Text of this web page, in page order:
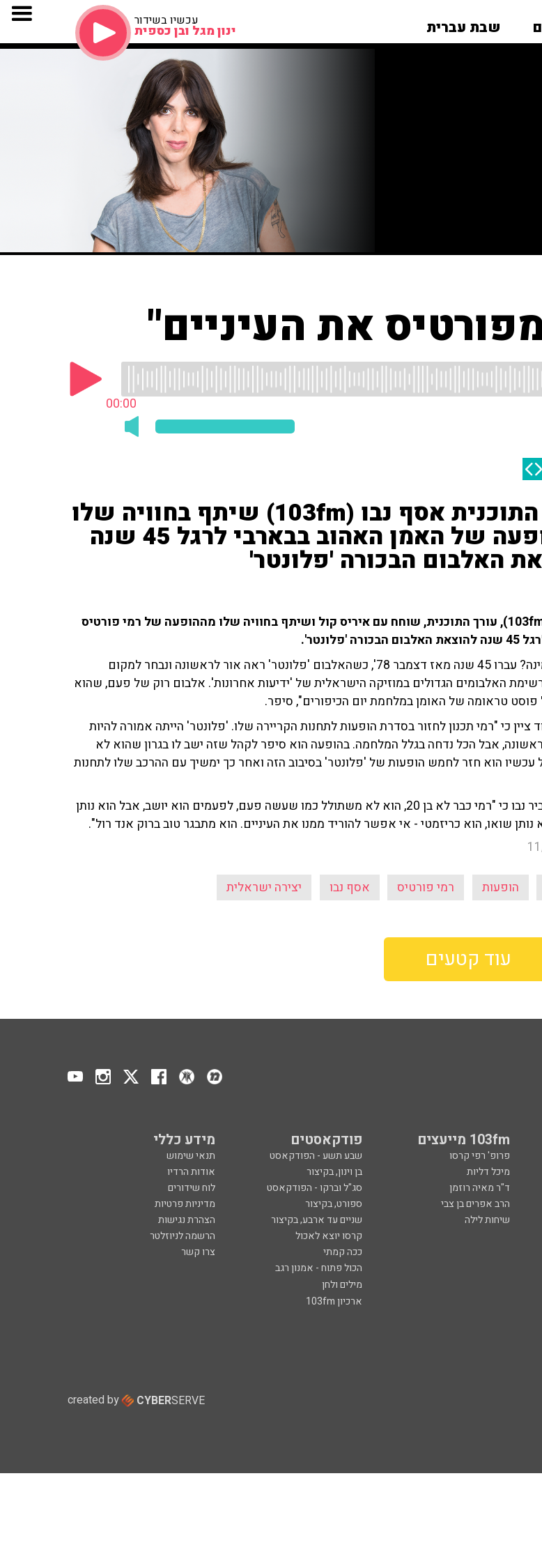
שבת עברית עכשיו בשידור
ינון מגל ובן כספית
את העיניים"
00:00
עורך התוכנית אסף נבו (103fm) שיתף בחוויה שלו
מההופעה של האמן האהוב בבארבי לרגל 45 שנה
האלבום הבכורה 'פלונטר'
אסף נבו (103fm), עורך התוכנית, שוחח עם איריס קול ושיתף בחוויה שלו מההופעה של רמי פורטיס
'פלונטר'.
"היית מאמינה? עברו 45 שנה מאז דצמבר 78', כשהאלבום 'פלונטר' ראה אור לראשונה ונבחר למקום
האלבומים הגדולים במוזיקה הישראלית של 'ידיעות אחרונות'. אלבום רוק של פעם, שהוא
טראומה של האומן במלחמת יום הכיפורים", סיפר.
ציין כי "רמי תכנון לחזור בסדרת הופעות לתחנות הקריירה שלו. 'פלונטר' הייתה אמורה להיות
אבל הכל נדחה בגלל המלחמה. בהופעה הוא סיפר לקהל שזה ישב לו בגרון שהוא לא
עכשיו הוא חזר לחמש הופעות של 'פלונטר' בסיבוב הזה ואחר כך ימשיך עם ההרכב שלו לתחנות
לסיום, הסביר נבו כי "רמי כבר לא בן 20, הוא לא משתולל כמו שעשה פעם, לפעמים הוא יושב, אבל הוא נותן
נותן שואו, הוא כריזמטי - אי אפשר להוריד ממנו את העיניים. הוא מתבגר טוב ברוק אנד רול".
הופעות רמי פורטיס אסף נבו יצירה ישראלית
עוד קטעים
103fm מייעצים פודקאסטים מידע כללי
פרופ' רפי קרסו שבע תשע - הפודקאסט
תנאי שימוש
מיכל דליות בן וינון, בקיצור
אודות הרדיו
ד"ר מאיה רוזמן סג"ל וברקו - הפודקאסט
לוח שידורים
הרב אפרים בן צבי ספורט, בקיצור
מדיניות פרטיות
שיחות לילה שניים עד ארבע, בקיצור
הצהרת נגישות
קרסו יוצא לאכול
הרשמה לניוזלטר
ככה קמתי
צרו קשר
הכול פתוח - אמנון רגב
מילים ולחן
ארכיון 103fm
created by CYBERSERVE